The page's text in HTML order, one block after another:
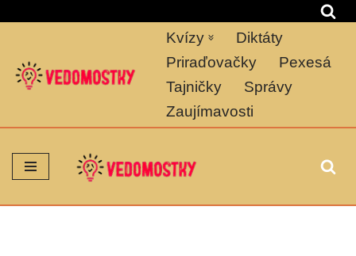
na
obsah
Kvízy
Diktáty
Priraďovačky
Pexesá
Tajničky
Správy
Zaujímavosti